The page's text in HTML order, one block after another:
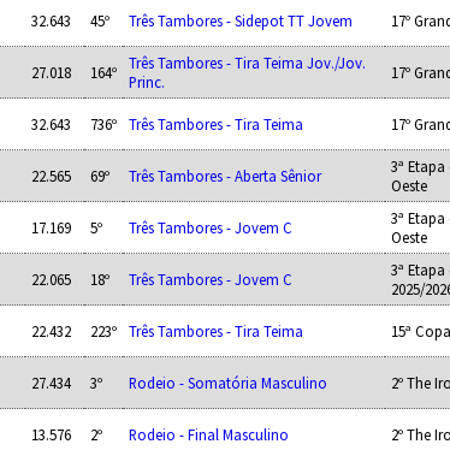
32.643 45º Três Tambores - Sidepot TT Jovem 17º
27.018 164º
Três Tambores - Tira Teima Jov./Jov.
Princ.
17º
32.643 736º Três Tambores - Tira Teima 17º
22.565 69º Três Tambores - Aberta Sênior
3ª
Oeste
17.169 5º Três Tambores - Jovem C
3ª
Oeste
22.065 18º Três Tambores - Jovem C
3ª
2025/
22.432 223º Três Tambores - Tira Teima 15ª
27.434 3º Rodeio - Somatória Masculino 2º The
13.576 2º Rodeio - Final Masculino 2º The